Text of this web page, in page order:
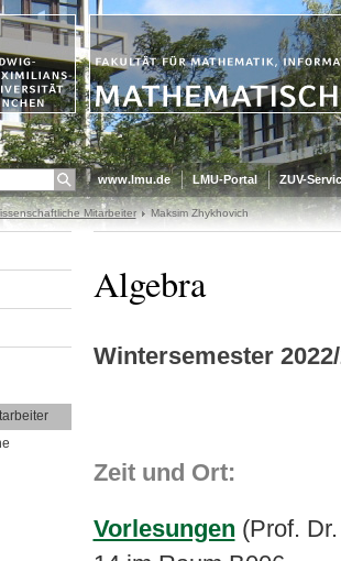
www.lmu.de LMU-Portal ZUV-
Mitarbeiter Maksim Zhykhovich
Algebra
Wintersemester
Zeit und Ort:
Vorlesungen (Prof.